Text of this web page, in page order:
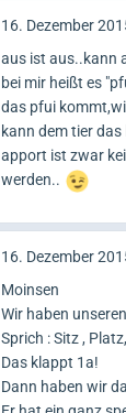
Ich weiß ja
Fußgehen nur
Fußlaufen
Bei Fuß
erreichen das
Gehört das
Nein. Gehört
Verstehe ich
Stimme aus)
sicher
vielleicht mal
würde ich
16. Dezember
aus ist aus..kann
bei mir heißt es
das pfui
kann dem tier
apport ist zwar
werden..
16. Dezember
Moinsen
Wir haben
Sprich : Sitz ,
Das klappt 1a!
Dann haben wir